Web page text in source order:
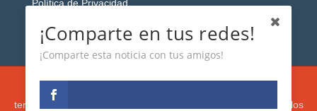
Política de Privacidad
Esta web usa cookies analíticas y publicitarias (propias y de
terceros) para analizar el tráfico y personalizar el contenido y los
¡Comparte en tus redes!
¡Comparte esta noticia con tus amigos!